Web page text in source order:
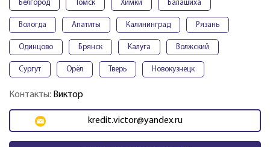
Белгород Томск Химки Балашиха
Вологда Апатиты Калининград Рязань
Одинцово Брянск Калуга Волжский
Сургут Орёл Тверь Новокузнецк
Контакты: Виктор
kredit.victor@yandex.ru